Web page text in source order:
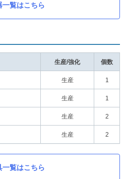
一覧はこちら
生産/強化 個数
生産 1
生産 1
生産 2
生産 2
一覧はこちら